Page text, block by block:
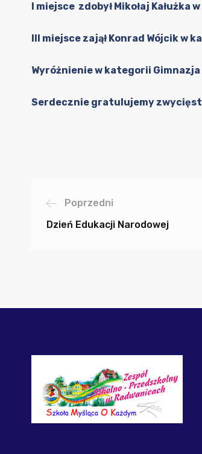
I miejsce zdobyłMikołaj Kałużka
III miejsce zajął Konrad Wójcik w
Wyróżnieniew kategorii Gimnazja
Serdecznie gratulujemy
Poprzedni
Dzień Edukacji Narodowej